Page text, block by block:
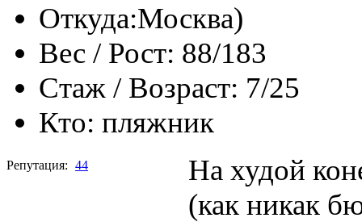
Откуда:Москва)
Вес / Рост: 88/183
Стаж / Возраст: 7/25
Кто: пляжник
Репутация: 44
На худой
(как никак